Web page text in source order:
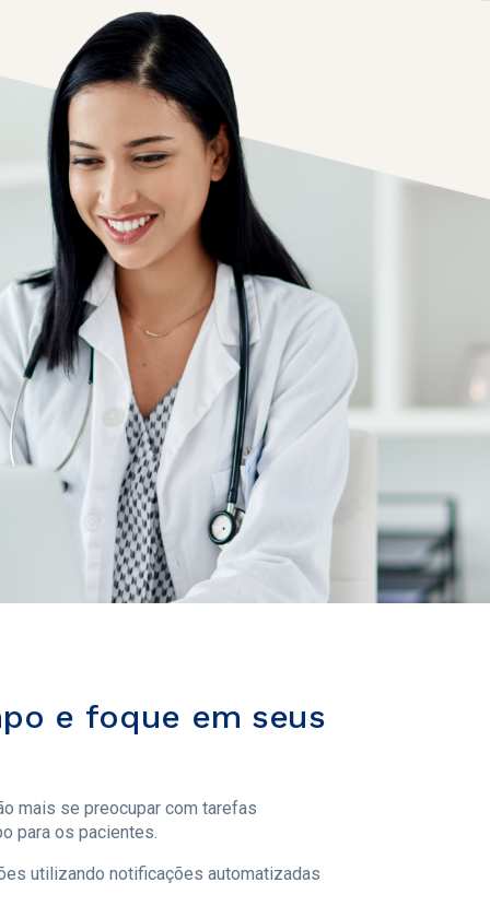
e foque em seus
mais se preocupar com tarefas
para os pacientes.
utilizando notificações automatizadas